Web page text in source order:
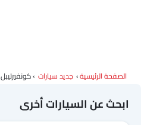
الصفحة الرئيسية جديد سيارات كونفيرتيبل Cars
ابحث عن السيارات أخرى